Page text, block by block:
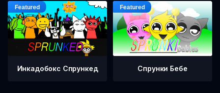
Инкадобокс Спрункед Спрунки Бебе